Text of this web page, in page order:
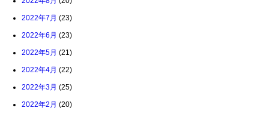
2022年7月 (23)
2022年6月 (23)
2022年5月 (21)
2022年4月 (22)
2022年3月 (25)
2022年2月 (20)